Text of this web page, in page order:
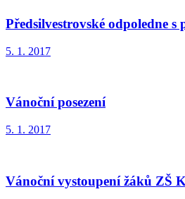
Předsilvestrovské odpoledne s
5. 1. 2017
Vánoční posezení
5. 1. 2017
Vánoční vystoupení žáků ZŠ